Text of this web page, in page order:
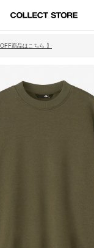
でにご注文で当日発送・発送無休 】
商品はこちら 】
でにご注文で当日発送・発送無休 】